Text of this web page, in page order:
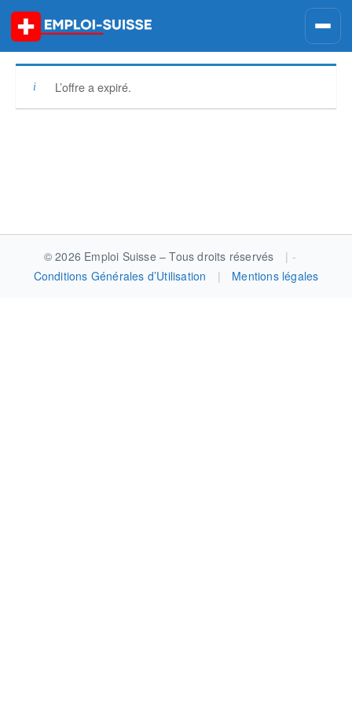
Skip
content
L’offre a expiré.
navigation
© 2026 Emploi Suisse – Tous droits réservés
|
Conditions Générales d’Utilisation
| Mentions légales